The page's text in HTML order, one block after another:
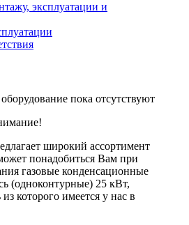
эксплуатации и
пока отсутствуют
широкий ассортимент
понадобиться Вам при
газовые конденсационные
(одноконтурные) 25 кВт,
из которого имеется у нас в